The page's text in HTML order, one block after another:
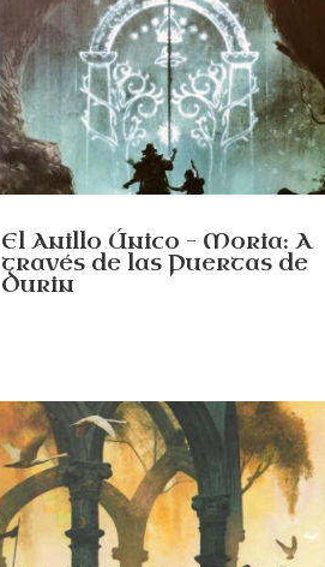
El Anillo Único – Moria: A
través de las Puertas de
Durin